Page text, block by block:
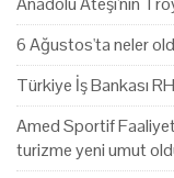
6 Ağustos'ta neler
Türkiye İş Bankası
Amed Sportif
turizme yeni umut